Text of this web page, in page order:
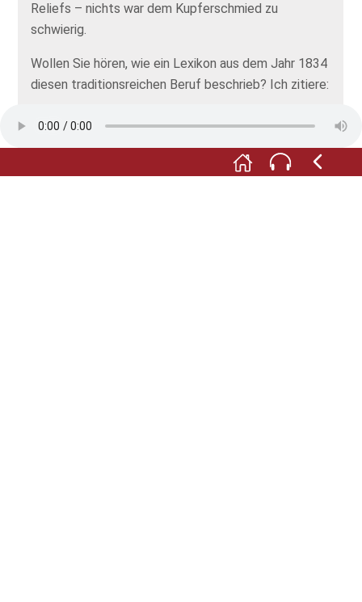
Reliefs – nichts war dem Kupferschmied zu
schwierig.
Wollen Sie hören, wie ein Lexikon aus dem Jahr 1834
diesen traditionsreichen Beruf beschrieb? Ich zitiere:
Die Arbeit der Kupferschmidte ist sehr
auch auf Thürmen, Kuppeln und Pallästen, welche